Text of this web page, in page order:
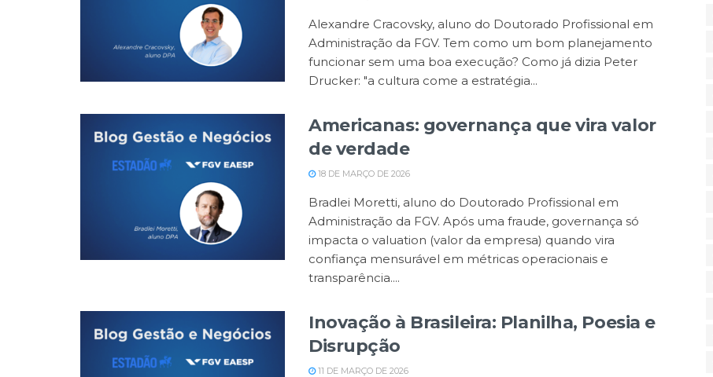
Alexandre Cracovsky, aluno do Doutorado Profissional em
Administração da FGV. Tem como um bom planejamento
funcionar sem uma boa execução? Como já dizia Peter
Drucker: "a cultura come a estratégia...
Americanas: governança que vira valor
de verdade
18 DE MARÇO DE 2026
Bradlei Moretti, aluno do Doutorado Profissional em
Administração da FGV. Após uma fraude, governança só
impacta o valuation (valor da empresa) quando vira
confiança mensurável em métricas operacionais e
transparência....
Inovação à Brasileira: Planilha, Poesia e
Disrupção
11 DE MARÇO DE 2026